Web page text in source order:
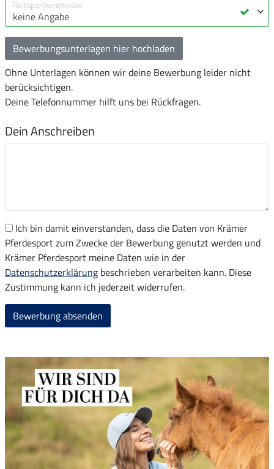
Bewerbungsunterlagen hier hochladen
Ohne Unterlagen können wir deine Bewerbung leider nicht
berücksichtigen.
Deine Telefonnummer hilft uns bei Rückfragen.
Dein Anschreiben
Ich bin damit einverstanden, dass die Daten von Krämer
Pferdesport zum Zwecke der Bewerbung genutzt werden und
Krämer Pferdesport meine Daten wie in der
Datenschutzerklärung beschrieben verarbeiten kann. Diese
Zustimmung kann ich jederzeit widerrufen.
Bewerbung absenden